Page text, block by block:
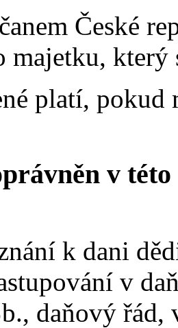
České
majetku, který
platí, pokud
v
k dani
v
daňový řád,